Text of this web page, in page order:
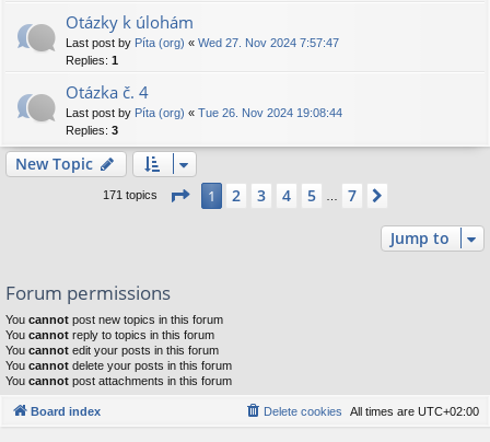
Otázky k úlohám
Last post by Píta (org) « Wed 27. Nov 2024 7:57:47
Replies: 1
Otázka č. 4
Last post by Píta (org) « Tue 26. Nov 2024 19:08:44
Replies: 3
New Topic
171 topics Page 1of7
1 2 3 4 5 7
Jump to
Forum permissions
You cannot post new topics in this forum
You cannot reply to topics in this forum
You cannot edit your posts in this forum
You cannot delete your posts in this forum
You cannot post attachments in this forum
Board index All times are UTC+02:00
Delete cookies